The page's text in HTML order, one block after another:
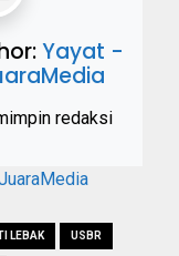
Yayat -
redaksi
LEBAK USBR